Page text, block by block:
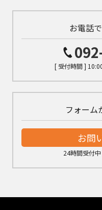
お電話
[ 受付時間 ]
フォーム
お問
24時間受付